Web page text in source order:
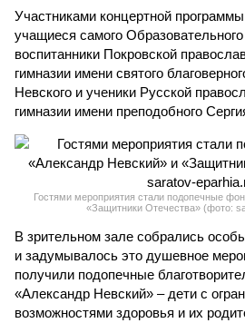
Участниками концертной
учащиеся самого
воспитанники Покровской
гимназии имени святого
Невского и ученики Русской
гимназии имени преподобного
Гостями мероприятия стали подопечные
«Защитники Отечества» (фото:
В зрительном зале собрались
и задумывалось это душевное
получили подопечные
«Александр Невский» – дети с
возможностями здоровья и их